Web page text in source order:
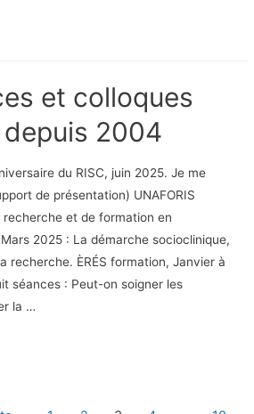
et colloques
2004
du RISC, juin 2025. Je me
de présentation) UNAFORIS
et de formation en
2025 : La démarche socioclinique,
recherche. ÈRÉS formation, Janvier à
séances : Peut-on soigner les
la …